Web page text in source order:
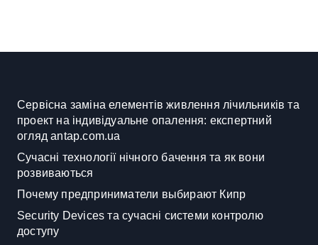
Сервісна заміна елементів живлення лічильників та
проект на індивідуальне опалення: експертний
огляд antap.com.ua
Сучасні технології нічного бачення та як вони
розвиваються
Почему предприниматели выбирают Кипр
Security Devices та сучасні системи контролю
доступу